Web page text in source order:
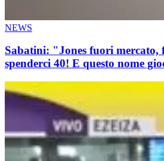
NEWS
Sabatini: "Jones fuori mercato,
spenderci 40! E questo nome